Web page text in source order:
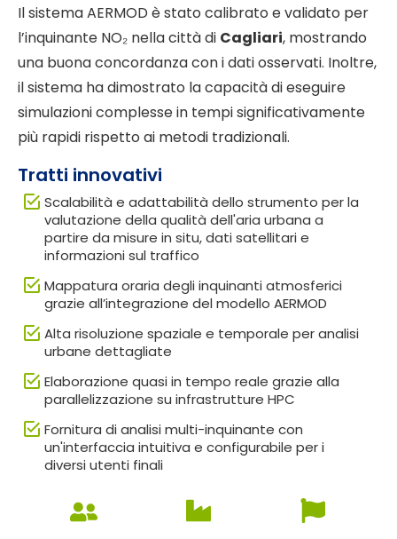
Il sistema AERMOD è stato calibrato e validato per
l’inquinante NO₂ nella città di Cagliari, mostrando
una buona concordanza con i dati osservati. Inoltre,
il sistema ha dimostrato la capacità di eseguire
simulazioni complesse in tempi significativamente
più rapidi rispetto ai metodi tradizionali.
Tratti innovativi
Scalabilità e adattabilità dello strumento per la
valutazione della qualità dell'aria urbana a
partire da misure in situ, dati satellitari e
informazioni sul traffico
Mappatura oraria degli inquinanti atmosferici
grazie all’integrazione del modello AERMOD
Alta risoluzione spaziale e temporale per analisi
urbane dettagliate
Elaborazione quasi in tempo reale grazie alla
parallelizzazione su infrastrutture HPC
Fornitura di analisi multi-inquinante con
un'interfaccia intuitiva e configurabile per i
diversi utenti finali